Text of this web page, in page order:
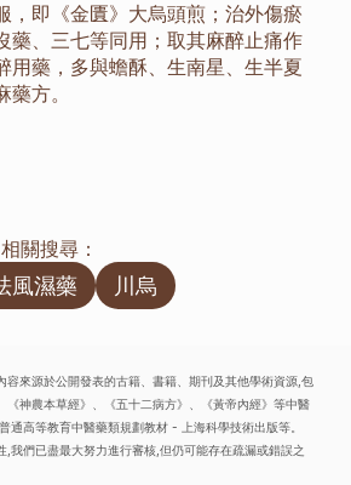
，即《金匱》大烏頭煎；治外傷瘀
藥、三七等同用；取其麻醉止痛作
用藥，多與蟾酥、生南星、生半夏
方。
相關搜尋：
風濕藥 川烏
容來源於公開發表的古籍、書籍、期刊及其他學術資源,包
《神農本草經》、《五十二病方》、《黃帝內經》等中醫
通高等教育中醫藥類規劃教材 - 上海科學技術出版等。
,我們已盡最大努力進行審核,但仍可能存在疏漏或錯誤之